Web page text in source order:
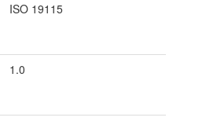
ISO 19115
1.0